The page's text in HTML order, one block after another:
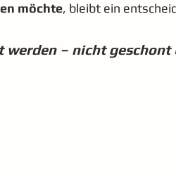
möchte, bleibt ein
werden – nicht geschont